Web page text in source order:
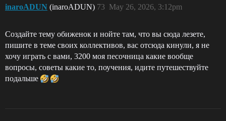
inaroADUN (inaroADUN) May 26, 2026, 3:12pm
73
Создайте тему обиженок и нойте там, что вы сюда лезете,
пишите в теме своих коллективов, вас отсюда кинули, я не
хочу играть с вами, 3200 моя песочница какие вообще
вопросы, советы какие то, поучения, идите путешествуйте
подальше